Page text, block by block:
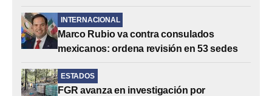
INTERNACIONAL
Marco Rubio va contra consulados
mexicanos: ordena revisión en 53 sedes
ESTADOS
FGR avanza en investigación por